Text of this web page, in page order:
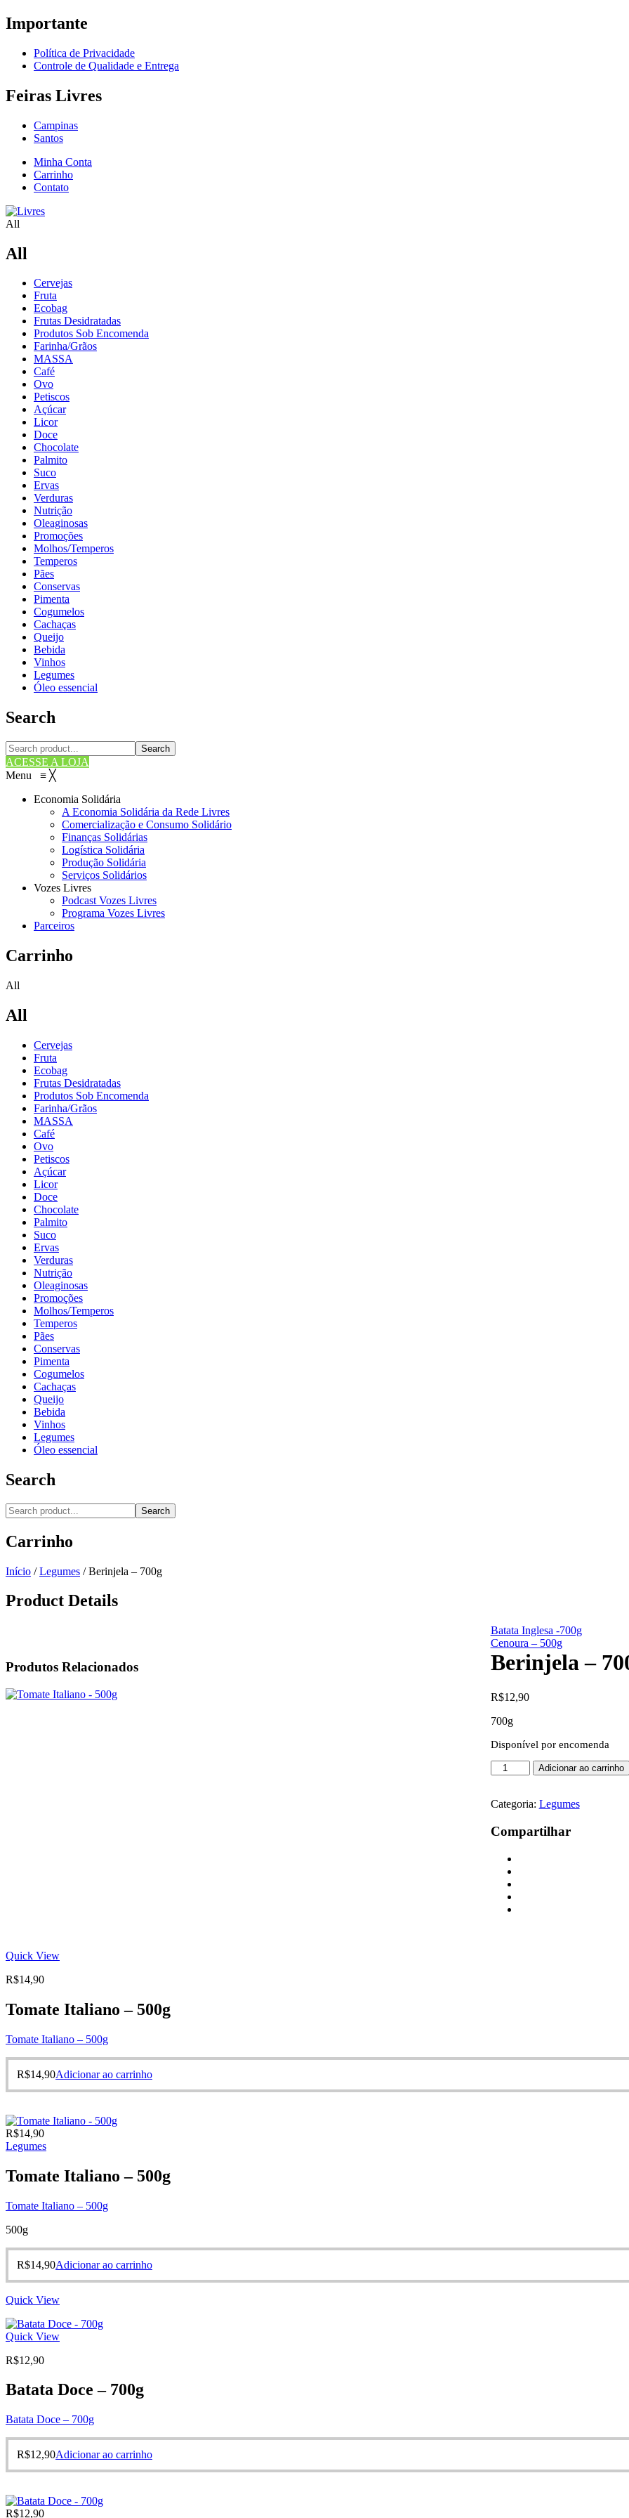
Importante
Política de Privacidade
Controle de Qualidade e Entrega
Feiras Livres
Campinas
Santos
Minha Conta
Carrinho
Contato
All
All
Cervejas
Fruta
Ecobag
Frutas Desidratadas
Produtos Sob Encomenda
Farinha/Grãos
MASSA
Café
Ovo
Petiscos
Açúcar
Licor
Doce
Chocolate
Palmito
Suco
Ervas
Verduras
Nutrição
Oleaginosas
Promoções
Molhos/Temperos
Temperos
Pães
Conservas
Pimenta
Cogumelos
Cachaças
Queijo
Bebida
Vinhos
Legumes
Óleo essencial
Search
Search
ACESSE A LOJA
Menu ≡ ╳
Economia Solidária
A Economia Solidária da Rede Livres
Comercialização e Consumo Solidário
Finanças Solidárias
Logística Solidária
Produção Solidária
Serviços Solidários
Vozes Livres
Podcast Vozes Livres
Programa Vozes Livres
Parceiros
Carrinho
All
All
Cervejas
Fruta
Ecobag
Frutas Desidratadas
Produtos Sob Encomenda
Farinha/Grãos
MASSA
Café
Ovo
Petiscos
Açúcar
Licor
Doce
Chocolate
Palmito
Suco
Ervas
Verduras
Nutrição
Oleaginosas
Promoções
Molhos/Temperos
Temperos
Pães
Conservas
Pimenta
Cogumelos
Cachaças
Queijo
Bebida
Vinhos
Legumes
Óleo essencial
Search
Search
Carrinho
Início / Legumes /Berinjela – 700g
Product Details
Batata Inglesa -700g
Cenoura – 500g
Berinjela –
R$12,90
700g
Disponível por encomenda
Berinjela
-
quantidade
Adicionar ao carrinho
Categoria: Legumes
Compartilhar
Produtos Relacionados
Quick View
R$14,90
Tomate Italiano – 500g
Tomate Italiano – 500g
R$14,90Adicionar ao carrinho
R$14,90
Legumes
Tomate Italiano – 500g
Tomate Italiano – 500g
500g
R$14,90Adicionar ao carrinho
Quick View
Quick View
R$12,90
Batata Doce – 700g
Batata Doce – 700g
R$12,90Adicionar ao carrinho
R$12,90